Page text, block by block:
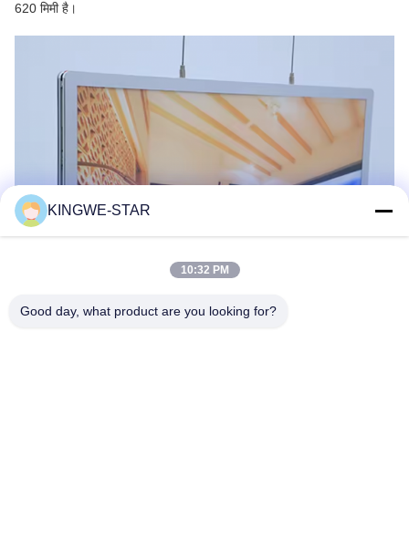
620 मिमी है।
KINGWE-STAR
10:32 PM
Good day, what product are you looking for?